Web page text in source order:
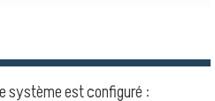
système est configuré :